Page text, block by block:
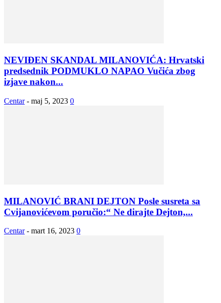
NEVIĐEN SKANDAL MILANOVIĆA: Hrvatski
predsednik PODMUKLO NAPAO Vučića zbog
izjave nakon...
Centar - maj 5, 2023 0
MILANOVIĆ BRANI DEJTON Posle susreta sa
Cvijanovićevom poručio:“ Ne dirajte Dejton,...
Centar - mart 16, 2023 0